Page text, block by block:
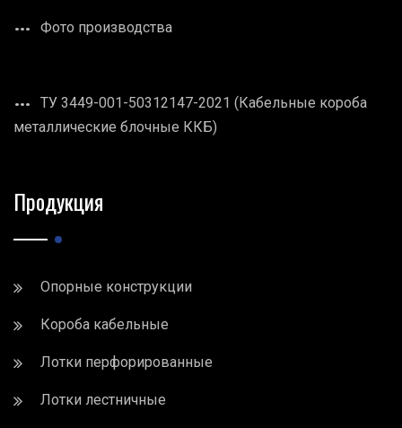
Фото производства
ТУ 3449-001-50312147-2021 (Кабельные короба
металлические блочные ККБ)
Продукция
Опорные конструкции
Короба кабельные
Лотки перфорированные
Лотки лестничные